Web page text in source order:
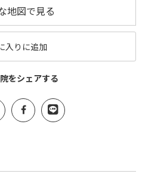
地図で見る
入りに追加
をシェアする